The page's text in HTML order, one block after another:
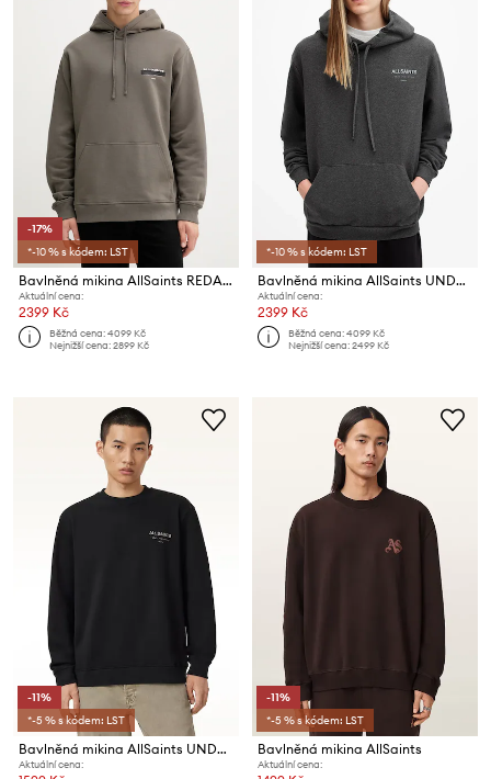
-17%
*-10 % s kódem: LST
Bavlněná mikina AllSaints REDACT
Aktuální cena:
2399 Kč
Běžná cena:4099 Kč
Nejnižší cena:2899 Kč
*-10 % s kódem: LST
Bavlněná mikina AllSaints UNDERGROUND
Aktuální cena:
2399 Kč
Běžná cena:4099 Kč
Nejnižší cena:2499 Kč
-11%
*-5 % s kódem: LST
Bavlněná mikina AllSaints UNDERGROUND
Aktuální cena:
-11%
*-5 % s kódem: LST
Bavlněná mikina AllSaints
Aktuální cena: